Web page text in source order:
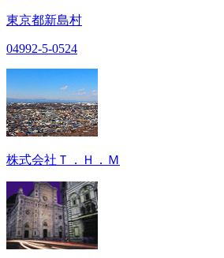
東京都新島村
04992-5-0524
株式会社Ｔ．Ｈ．Ｍ